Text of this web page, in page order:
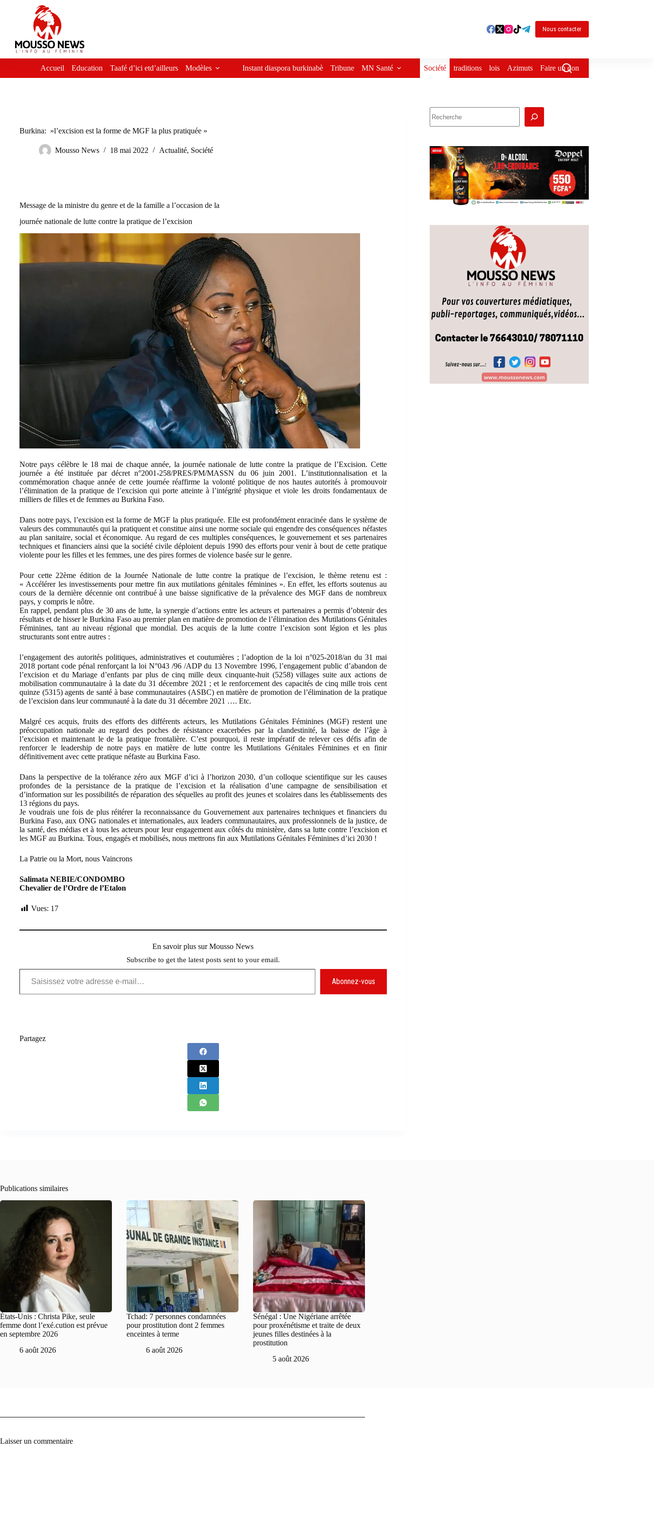
Nous contacter
Accueil Education Taafé d’ici etd’ailleurs Modèles Instant diaspora burkinabè Tribune MN Santé Société traditions lois Azimuts Faire un don
Burkina: »l’excision est la forme de MGF la plus pratiquée »
Mousso News 18 mai 2022 Actualité, Société
Message de la ministre du genre et de la famille a l’occasion de la
journée nationale de lutte contre la pratique de l’excision
Notre pays célèbre le 18 mai de chaque année, la journée nationale de lutte contre la pratique de l’Excision. Cette
journée a été instituée par décret n°2001-258/PRES/PM/MASSN du 06 juin 2001. L’institutionnalisation et la
commémoration chaque année de cette journée réaffirme la volonté politique de nos hautes autorités à promouvoir
l’élimination de la pratique de l’excision qui porte atteinte à l’intégrité physique et viole les droits fondamentaux de
milliers de filles et de femmes au Burkina Faso.
Dans notre pays, l’excision est la forme de MGF la plus pratiquée. Elle est profondément enracinée dans le système de
valeurs des communautés qui la pratiquent et constitue ainsi une norme sociale qui engendre des conséquences néfastes
au plan sanitaire, social et économique. Au regard de ces multiples conséquences, le gouvernement et ses partenaires
techniques et financiers ainsi que la société civile déploient depuis 1990 des efforts pour venir à bout de cette pratique
violente pour les filles et les femmes, une des pires formes de violence basée sur le genre.
Pour cette 22ème édition de la Journée Nationale de lutte contre la pratique de l’excision, le thème retenu est :
« Accélérer les investissements pour mettre fin aux mutilations génitales féminines ». En effet, les efforts soutenus au
cours de la dernière décennie ont contribué à une baisse significative de la prévalence des MGF dans de nombreux
pays, y compris le nôtre.
En rappel, pendant plus de 30 ans de lutte, la synergie d’actions entre les acteurs et partenaires a permis d’obtenir des
résultats et de hisser le Burkina Faso au premier plan en matière de promotion de l’élimination des Mutilations Génitales
Féminines, tant au niveau régional que mondial. Des acquis de la lutte contre l’excision sont légion et les plus
structurants sont entre autres :
l’engagement des autorités politiques, administratives et coutumières ; l’adoption de la loi n°025-2018/an du 31 mai
2018 portant code pénal renforçant la loi N°043 /96 /ADP du 13 Novembre 1996, l’engagement public d’abandon de
l’excision et du Mariage d’enfants par plus de cinq mille deux cinquante-huit (5258) villages suite aux actions de
mobilisation communautaire à la date du 31 décembre 2021 ; et le renforcement des capacités de cinq mille trois cent
quinze (5315) agents de santé à base communautaires (ASBC) en matière de promotion de l’élimination de la pratique
de l’excision dans leur communauté à la date du 31 décembre 2021 …. Etc.
Malgré ces acquis, fruits des efforts des différents acteurs, les Mutilations Génitales Féminines (MGF) restent une
préoccupation nationale au regard des poches de résistance exacerbées par la clandestinité, la baisse de l’âge à
l’excision et maintenant le de la pratique frontalière. C’est pourquoi, il reste impératif de relever ces défis afin de
renforcer le leadership de notre pays en matière de lutte contre les Mutilations Génitales Féminines et en finir
définitivement avec cette pratique néfaste au Burkina Faso.
Dans la perspective de la tolérance zéro aux MGF d’ici à l’horizon 2030, d’un colloque scientifique sur les causes
profondes de la persistance de la pratique de l’excision et la réalisation d’une campagne de sensibilisation et
d’information sur les possibilités de réparation des séquelles au profit des jeunes et scolaires dans les établissements des
13 régions du pays.
Je voudrais une fois de plus réitérer la reconnaissance du Gouvernement aux partenaires techniques et financiers du
Burkina Faso, aux ONG nationales et internationales, aux leaders communautaires, aux professionnels de la justice, de
la santé, des médias et à tous les acteurs pour leur engagement aux côtés du ministère, dans sa lutte contre l’excision et
les MGF au Burkina. Tous, engagés et mobilisés, nous mettrons fin aux Mutilations Génitales Féminines d’ici 2030 !
La Patrie ou la Mort, nous Vaincrons
Salimata NEBIE/CONDOMBO
Chevalier de l’Ordre de l’Etalon
Vues: 17
En savoir plus sur Mousso News
Subscribe to get the latest posts sent to your email.
Saisissez votre adresse e-mail…
Abonnez-vous
Partagez
Publications similaires
États-Unis : Christa Pike, seule
femme dont l’exé.cution est prévue
en septembre 2026
6 août 2026
Tchad: 7 personnes condamnées
pour prostitution dont 2 femmes
enceintes à terme
6 août 2026
Sénégal : Une Nigériane arrêtée
pour proxénétisme et traite de deux
jeunes filles destinées à la
prostitution
5 août 2026
Laisser un commentaire